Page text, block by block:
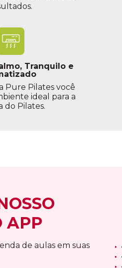
Tranquilo e
Pure Pilates você
ideal para a
do Pilates.
APP
de aulas em suas